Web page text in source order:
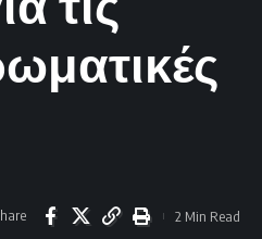
2 Min Read